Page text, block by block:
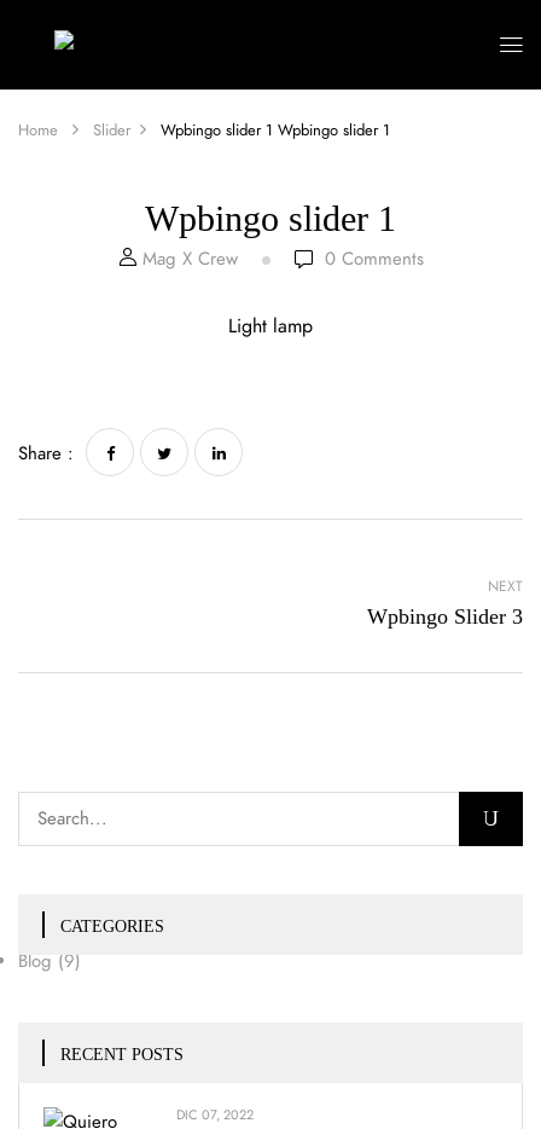
Home Slider Wpbingo slider 1 Wpbingo slider 1
Wpbingo slider 1
Mag X Crew 0Comments
Light lamp
CATEGORIES
Blog (9)
RECENT POSTS
DIC 07, 2022
Share :
NEXT
Wpbingo Slider 3